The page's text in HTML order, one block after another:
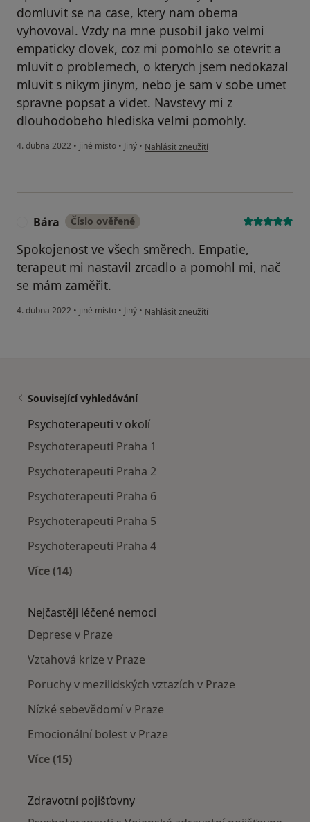
domluvit se na case, ktery nam obema
vyhovoval. Vzdy na mne pusobil jako velmi
empaticky clovek, coz mi pomohlo se otevrit a
mluvit o problemech, o kterych jsem nedokazal
mluvit s nikym jinym, nebo je sam v sobe umet
spravne popsat a videt. Navstevy mi z
dlouhodobeho hlediska velmi pomohly.
4. dubna 2022 • jiné místo • Jiný • podle názoru uživatele MP
Nahlásit zneužití
Bára Číslo ověřené
Spokojenost ve všech směrech. Empatie,
terapeut mi nastavil zrcadlo a pomohl mi, nač
se mám zaměřit.
4. dubna 2022 • jiné místo • Jiný • podle názoru uživatele Bára
Nahlásit zneužití
Související vyhledávání
Psychoterapeuti v okolí
Psychoterapeuti Praha 1
Psychoterapeuti Praha 2
Psychoterapeuti Praha 6
Psychoterapeuti Praha 5
Psychoterapeuti Praha 4
Více (14)
Nejčastěji léčené nemoci
Deprese v Praze
Vztahová krize v Praze
Poruchy v mezilidských vztazích v Praze
Nízké sebevědomí v Praze
Emocionální bolest v Praze
Více (15)
Zdravotní pojišťovny